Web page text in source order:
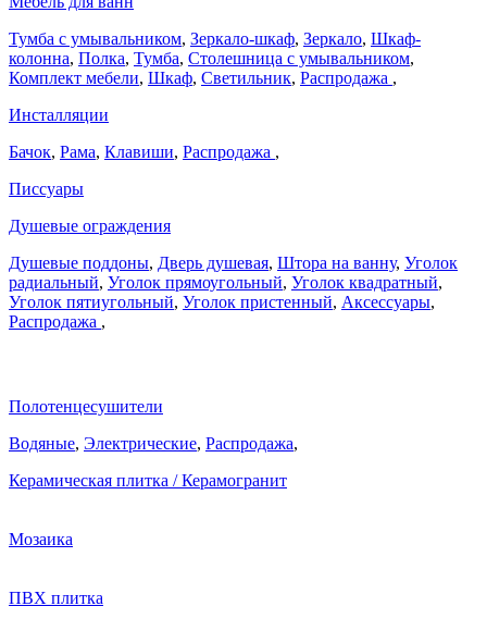
Тумба с умывальником, Зеркало-шкаф, Зеркало, Шкаф-
колонна, Полка, Тумба, Столешница с умывальником,
Комплект мебели, Шкаф, Светильник, Распродажа ,
Инсталляции
Бачок, Рама, Клавиши, Распродажа ,
Писсуары
Душевые ограждения
Душевые поддоны, Дверь душевая, Штора на ванну, Уголок
радиальный, Уголок прямоугольный, Уголок квадратный,
Уголок пятиугольный, Уголок пристенный, Аксессуары,
Распродажа ,
Полотенцесушители
Водяные, Электрические, Распродажа,
Керамическая плитка / Керамогранит
Мозаика
ПВХ плитка